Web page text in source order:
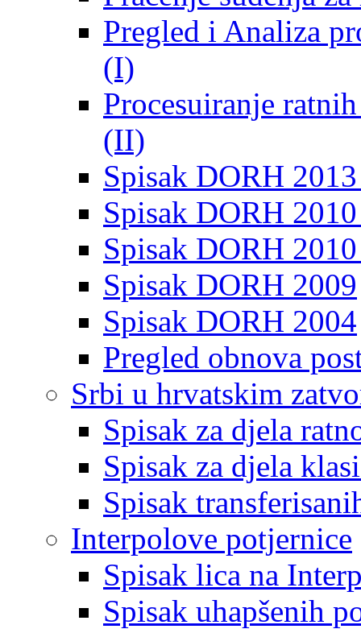
Pregled i Analiza
(I)
Procesuiranje
(II)
Spisak DORH
Spisak DORH
Spisak DORH
Spisak DORH 2009
Spisak DORH 2004
Pregled obnova
Srbi u hrvatskim
Spisak za djela
Spisak za djela
Spisak
Interpolove potjernice
Spisak lica na
Spisak uhapšenih